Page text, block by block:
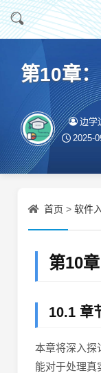
第10章
边学
2025-
首页 > 软件
第10
10.1 章
本章将深入探
能对于处理真